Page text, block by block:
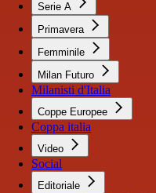
Serie A
Primavera
Femminile
Milan Futuro
Milanisti d'Italia
Coppe Europee
Coppa italia
Video
Social
Editoriale